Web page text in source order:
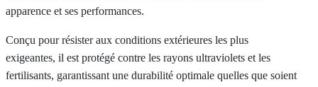
apparence et ses performances.
Conçu pour résister aux conditions extérieures les plus
exigeantes, il est protégé contre les rayons ultraviolets et les
fertilisants, garantissant une durabilité optimale quelles que soient